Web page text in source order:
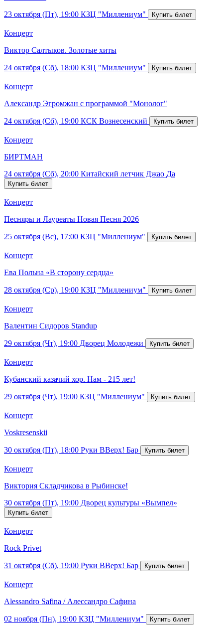
23 октября (Пт), 19:00 КЗЦ "Миллениум"
Концерт
Виктор Салтыков. Золотые хиты
24 октября (Сб), 18:00 КЗЦ "Миллениум"
Концерт
Александр Эгромжан с программой "Монолог"
24 октября (Сб), 19:00 КСК Вознесенский
Концерт
БИРТМАН
24 октября (Сб), 20:00 Китайский летчик Джао Да
Концерт
Песняры и Лауреаты Новая Песня 2026
25 октября (Вс), 17:00 КЗЦ "Миллениум"
Концерт
Ева Польна «В сторону сердца»
28 октября (Ср), 19:00 КЗЦ "Миллениум"
Концерт
Валентин Сидоров Standup
29 октября (Чт), 19:00 Дворец Молодежи
Концерт
Кубанский казачий хор. Нам - 215 лет!
29 октября (Чт), 19:00 КЗЦ "Миллениум"
Концерт
Voskresenskii
30 октября (Пт), 18:00 Руки ВВерх! Бар
Концерт
Виктория Складчикова в Рыбинске!
30 октября (Пт), 19:00 Дворец культуры «Вымпел»
Концерт
Rock Privet
31 октября (Сб), 19:00 Руки ВВерх! Бар
Концерт
Alessandro Safina / Алессандро Сафина
02 ноября (Пн), 19:00 КЗЦ "Миллениум"